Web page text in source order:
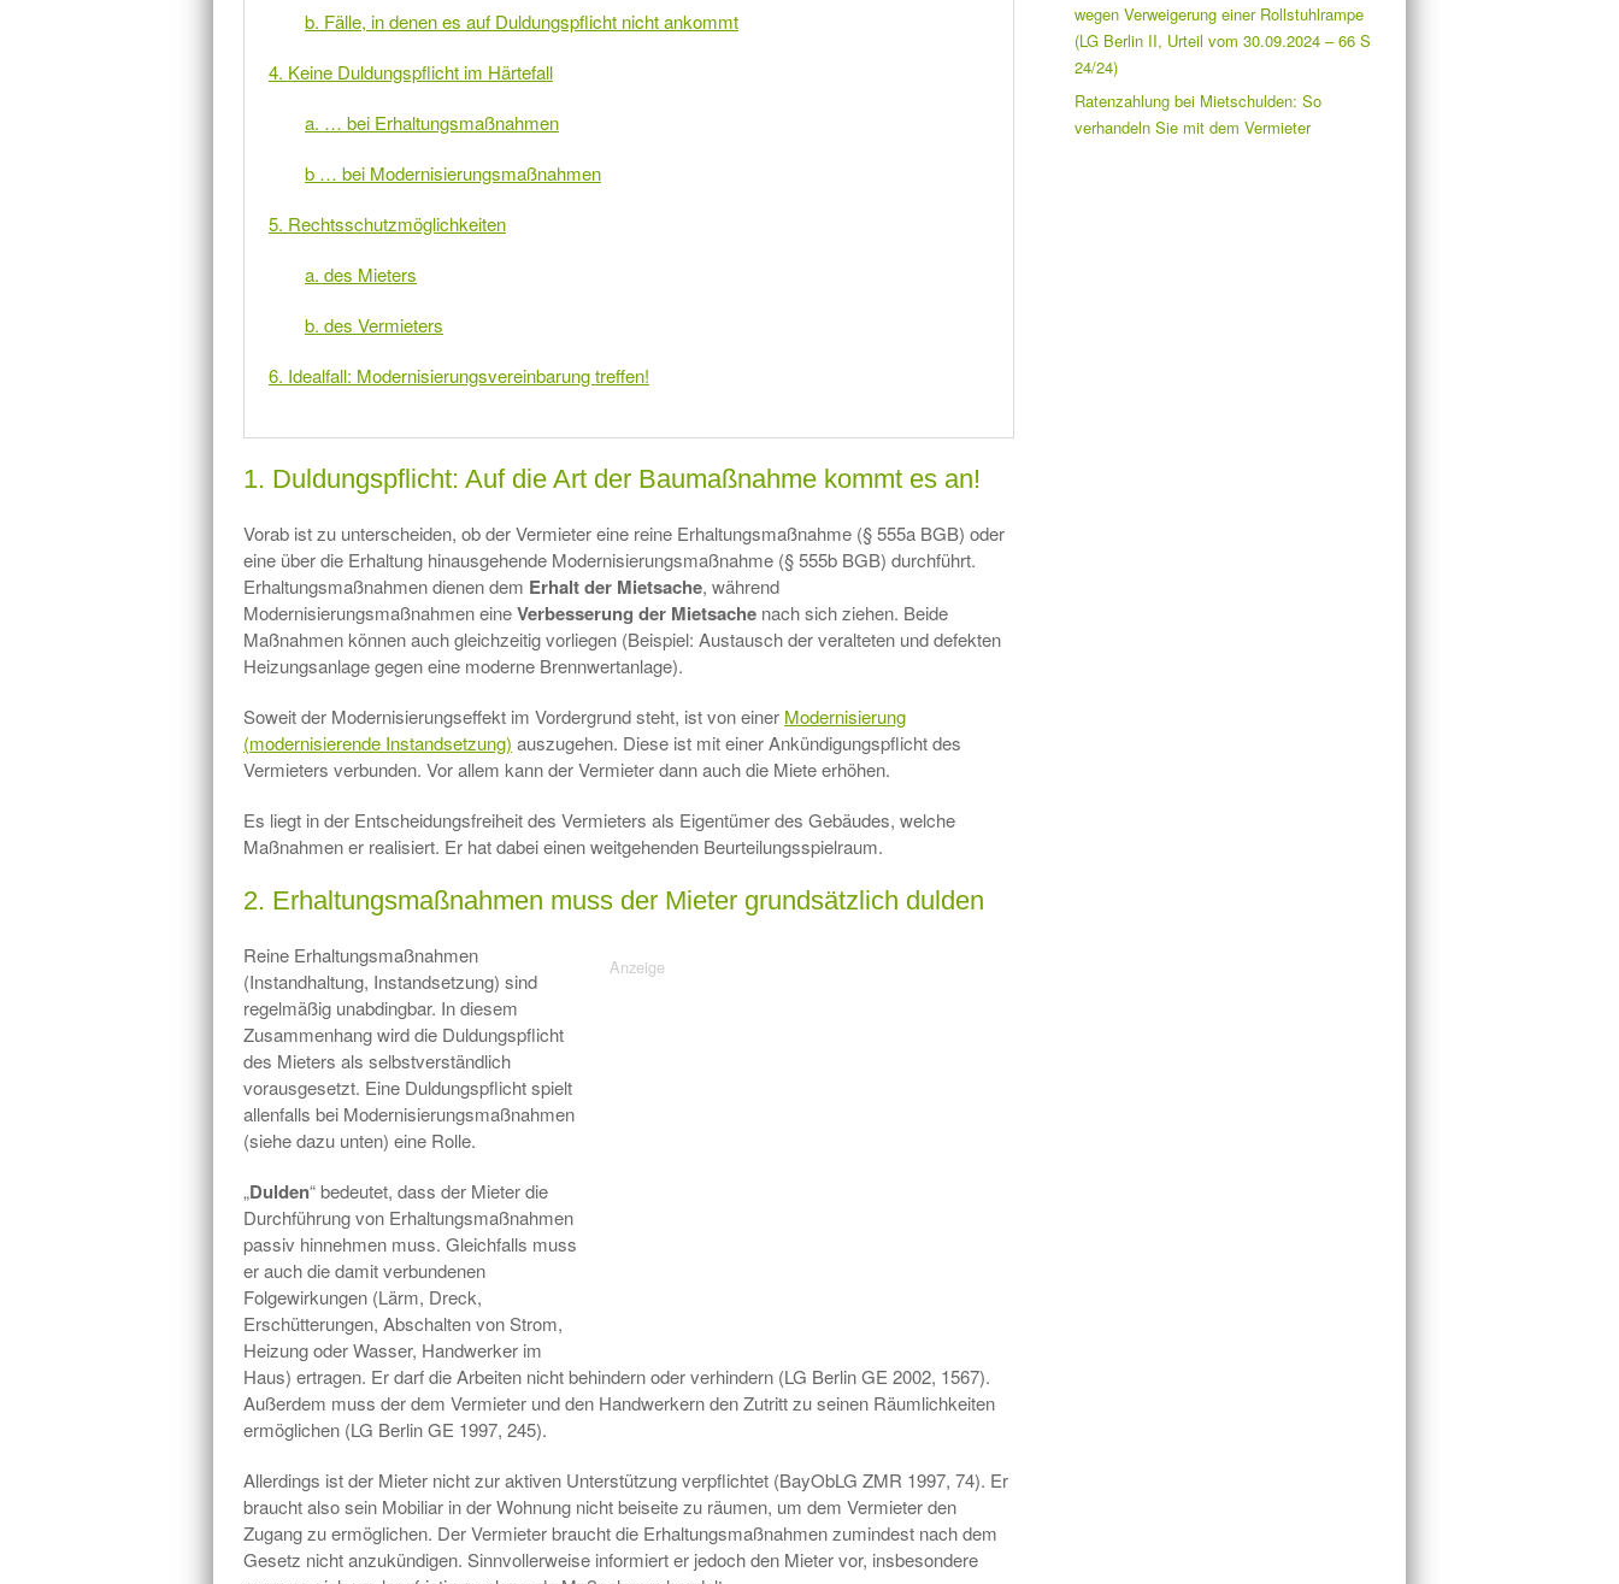
b. Fälle, in denen es auf Duldungspflicht nicht ankommt
4. Keine Duldungspflicht im Härtefall
a. … bei Erhaltungsmaßnahmen
b … bei Modernisierungsmaßnahmen
5. Rechtsschutzmöglichkeiten
a. des Mieters
b. des Vermieters
6. Idealfall: Modernisierungsvereinbarung treffen!
1. Duldungspflicht: Auf die Art der Baumaßnahme kommt es an!
Vorab ist zu unterscheiden, ob der Vermieter eine reine Erhaltungsmaßnahme (§ 555a BGB) oder
eine über die Erhaltung hinausgehende Modernisierungsmaßnahme (§ 555b BGB) durchführt.
Erhaltungsmaßnahmen dienen dem Erhalt der Mietsache, während
Modernisierungsmaßnahmen eineVerbesserung der Mietsache nach sich ziehen. Beide
Maßnahmen können auch gleichzeitig vorliegen (Beispiel: Austausch der veralteten und defekten
Heizungsanlage gegen eine moderne Brennwertanlage).
Soweit der Modernisierungseffekt im Vordergrund steht, ist von einer Modernisierung
(modernisierende Instandsetzung) auszugehen. Diese ist mit einer Ankündigungspflicht des
Vermieters verbunden. Vor allem kann der Vermieter dann auch die Miete erhöhen.
Es liegt in der Entscheidungsfreiheit des Vermieters als Eigentümer des Gebäudes, welche
Maßnahmen er realisiert. Er hat dabei einen weitgehenden Beurteilungsspielraum.
2. Erhaltungsmaßnahmen muss der Mieter grundsätzlich dulden
Reine Erhaltungsmaßnahmen
(Instandhaltung, Instandsetzung) sind
regelmäßig unabdingbar. In diesem
Zusammenhang wird die Duldungspflicht
des Mieters als selbstverständlich
vorausgesetzt. Eine Duldungspflicht spielt
allenfalls bei Modernisierungsmaßnahmen
(siehe dazu unten) eine Rolle.
„Dulden“ bedeutet, dass der Mieter die
Durchführung von Erhaltungsmaßnahmen
passiv hinnehmen muss. Gleichfalls muss
er auch die damit verbundenen
Folgewirkungen (Lärm, Dreck,
Erschütterungen, Abschalten von Strom,
Heizung oder Wasser, Handwerker im
Haus) ertragen. Er darf die Arbeiten nicht behindern oder verhindern (LG Berlin GE 2002, 1567).
Außerdem muss der dem Vermieter und den Handwerkern den Zutritt zu seinen Räumlichkeiten
ermöglichen (LG Berlin GE 1997, 245).
Allerdings ist der Mieter nicht zur aktiven Unterstützung verpflichtet (BayObLG ZMR 1997, 74). Er
braucht also sein Mobiliar in der Wohnung nicht beiseite zu räumen, um dem Vermieter den
Zugang zu ermöglichen. Der Vermieter braucht die Erhaltungsmaßnahmen zumindest nach dem
Gesetz nicht anzukündigen. Sinnvollerweise informiert er jedoch den Mieter vor, insbesondere
wegen Verweigerung einer Rollstuhlrampe
(LG Berlin II, Urteil vom 30.09.2024 – 66 S
24/24)
Ratenzahlung bei Mietschulden: So
verhandeln Sie mit dem Vermieter